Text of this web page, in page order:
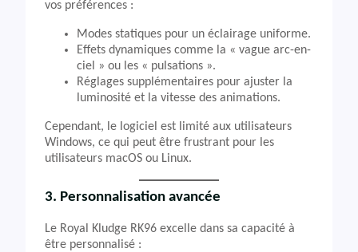
vos préférences :
Modes statiques pour un éclairage uniforme.
Effets dynamiques comme la « vague arc-en-
ciel » ou les « pulsations ».
Réglages supplémentaires pour ajuster la
luminosité et la vitesse des animations.
Cependant, le logiciel est limité aux utilisateurs
Windows, ce qui peut être frustrant pour les
utilisateurs macOS ou Linux.
3. Personnalisation avancée
Le Royal Kludge RK96 excelle dans sa capacité à
être personnalisé :